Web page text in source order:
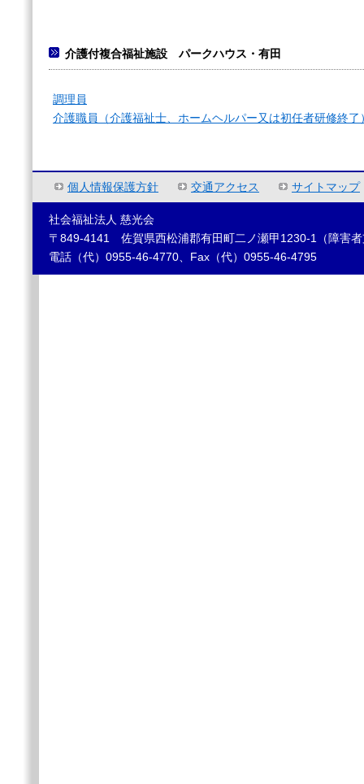
介護付複合福祉施設 パークハウス・有田
調理員
介護職員（介護福祉士、ホームヘルパー又は初任者研修終了
個人情報保護方針 交通アクセス サイトマップ
社会福祉法人 慈光会
〒849-4141 佐賀県西松浦郡有田町二ノ瀬甲1230-1（障害
電話（代）0955-46-4770、Fax（代）0955-46-4795